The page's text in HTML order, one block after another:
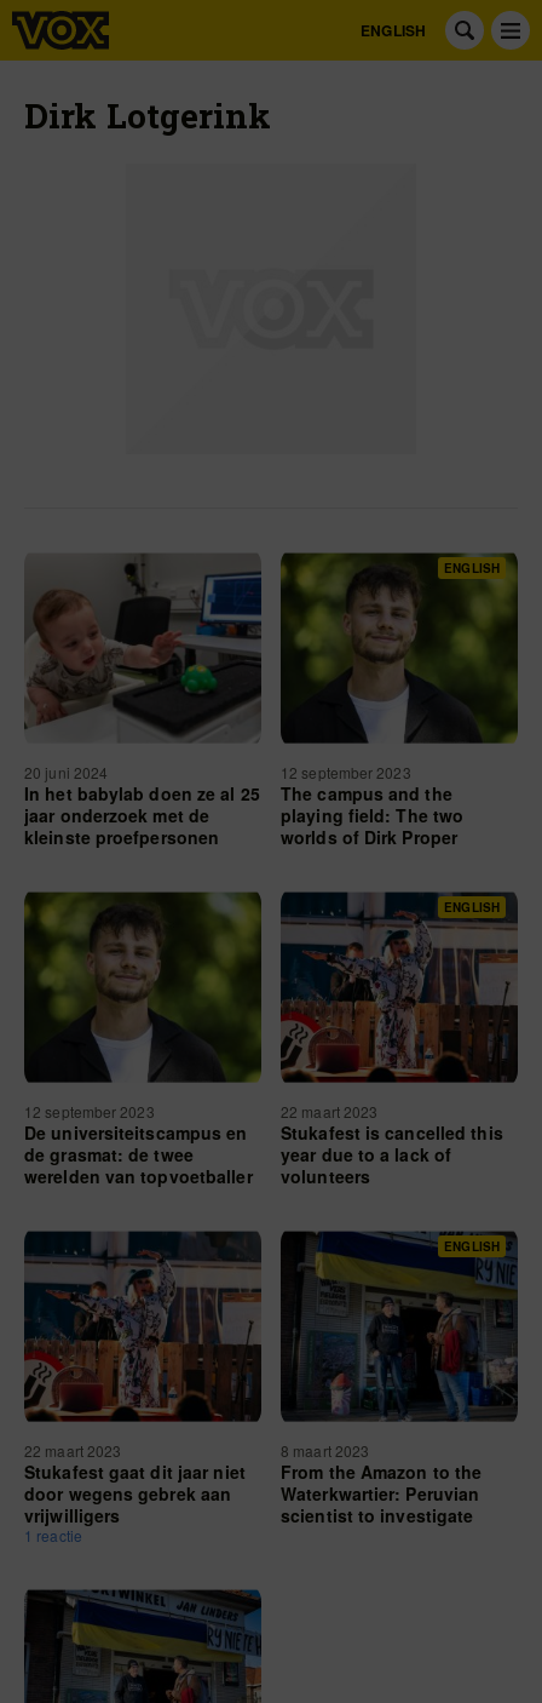
ENGLISH
Dirk Lotgerink
20 juni 2024
In het babylab doen ze al 25
jaar onderzoek met de
kleinste proefpersonen
ENGLISH
12 september 2023
The campus and the
playing field: The two
worlds of Dirk Proper
12 september 2023
De universiteitscampus en
de grasmat: de twee
werelden van topvoetballer
ENGLISH
22 maart 2023
Stukafest is cancelled this
year due to a lack of
volunteers
22 maart 2023
Stukafest gaat dit jaar niet
door wegens gebrek aan
vrijwilligers
1 reactie
ENGLISH
8 maart 2023
From the Amazon to the
Waterkwartier: Peruvian
scientist to investigate